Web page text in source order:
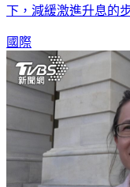
下，減緩激進升息的
國際